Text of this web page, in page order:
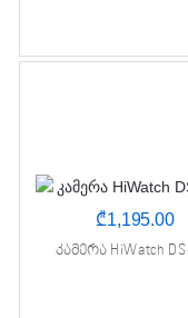
₾1,195.00
კამერა HiWatch